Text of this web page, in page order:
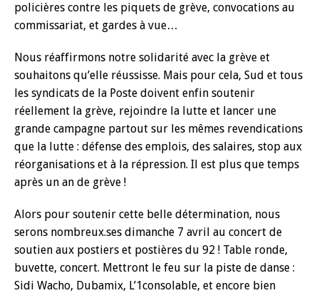
policières contre les piquets de grève, convocations au
commissariat, et gardes à vue…
Nous réaffirmons notre solidarité avec la grève et
souhaitons qu’elle réussisse. Mais pour cela, Sud et tous
les syndicats de la Poste doivent enfin soutenir
réellement la grève, rejoindre la lutte et lancer une
grande campagne partout sur les mêmes revendications
que la lutte : défense des emplois, des salaires, stop aux
réorganisations et à la répression. Il est plus que temps
après un an de grève !
Alors pour soutenir cette belle détermination, nous
serons nombreux.ses dimanche 7 avril au concert de
soutien aux postiers et postières du 92 ! Table ronde,
buvette, concert. Mettront le feu sur la piste de danse :
Sidi Wacho, Dubamix, L’1consolable, et encore bien